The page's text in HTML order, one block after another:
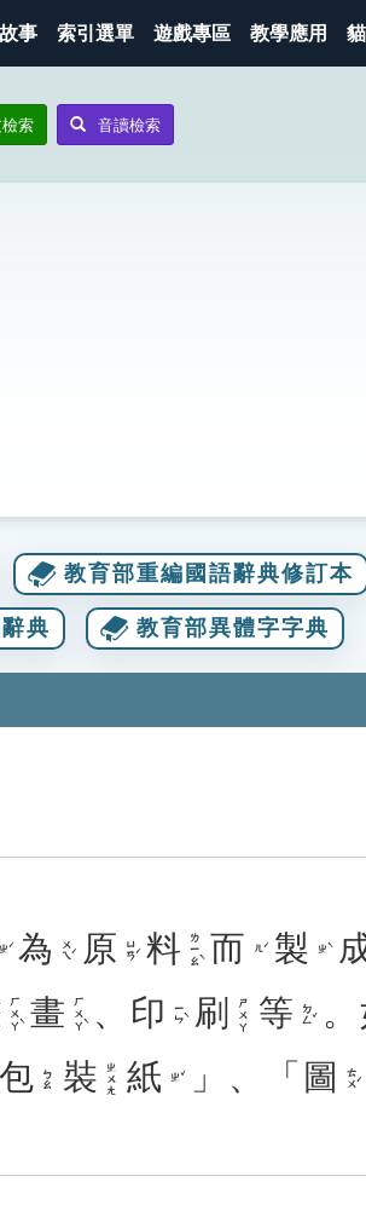
事 索引選單 遊戲專區 教學應用
索 音讀檢索
教育部重編國語辭典修訂本
典 教育部異體字字典
ㄓˊ 為 ㄨㄟˊ 原 ㄩㄢˊ 料 ㄌㄧㄠˋ 而 ㄦˊ 製 ㄓˋ
ㄏㄨㄚˋ 畫 ㄏㄨㄚˋ 、 印 ㄧㄣˋ 刷 ㄕㄨㄚ 等 ㄉㄥˇ 。
包 ㄅㄠ 裝 ㄓㄨㄤ 紙 ㄓˇ 」、「 圖 ㄊㄨˊ